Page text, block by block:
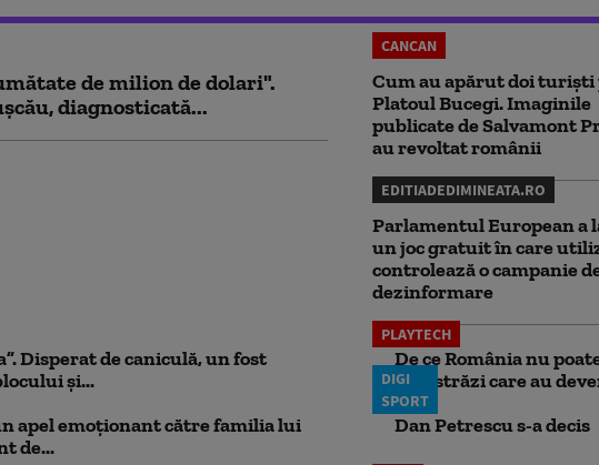
de milion de dolari".
diagnosticată...
CANCAN
Cum au apărut doi turiști
Platoul Bucegi. Imaginile
publicate de Salvamont
au revoltat românii
EDITIADEDIMINEATA.RO
Parlamentul European a
un joc gratuit în care
controlează o campanie
dezinformare
Disperat de caniculă, un fost
și...
PLAYTECH
De ce România nu
autostrăzi care au
apel emoționant către familia lui
de...
DIGI
SPORT
Dan Petrescu s-a decis